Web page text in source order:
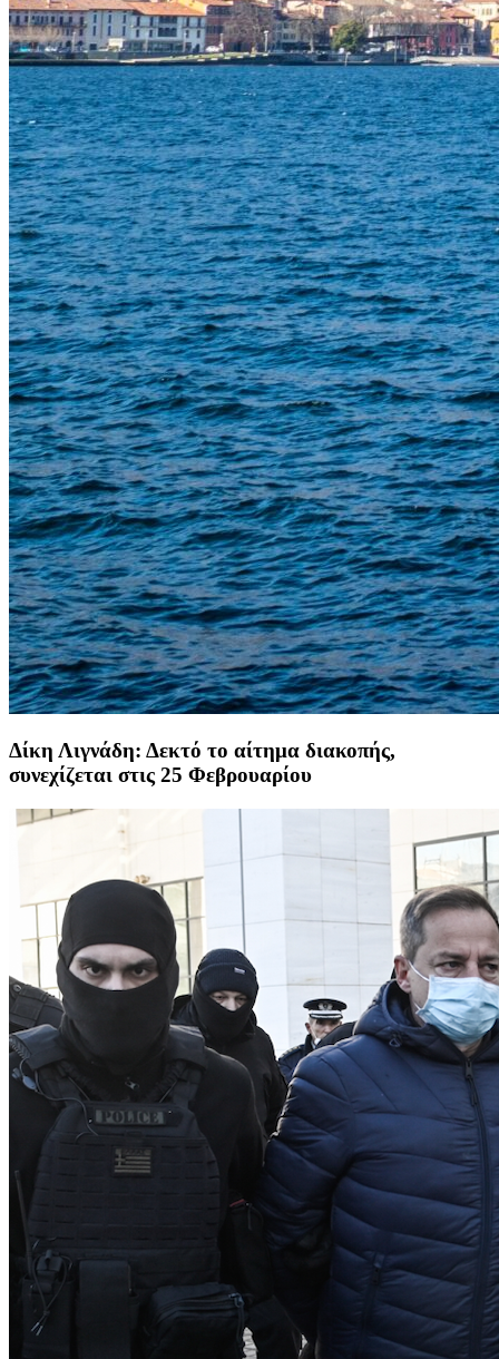
Δίκη Λιγνάδη: Δεκτό το αίτημα διακοπής,
συνεχίζεται στις 25 Φεβρουαρίου